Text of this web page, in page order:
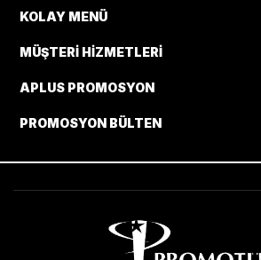
KOLAY MENÜ
MÜŞTERI HIZMETLERI
APLUS PROMOSYON
PROMOSYON BÜLTEN